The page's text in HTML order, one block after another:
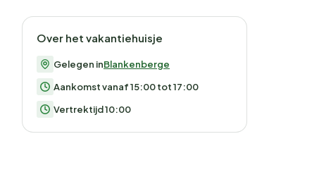
Over het vakantiehuisje
Gelegen inBlankenberge
Aankomst vanaf 15:00 tot 17:00
Vertrektijd 10:00